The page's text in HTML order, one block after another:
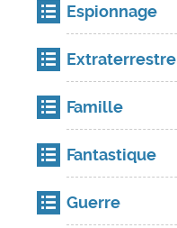
Espionnage
Extraterrestre
Famille
Fantastique
Guerre